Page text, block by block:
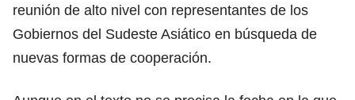
reunión de alto nivel con representantes de los
Gobiernos del Sudeste Asiático en búsqueda de
nuevas formas de cooperación.